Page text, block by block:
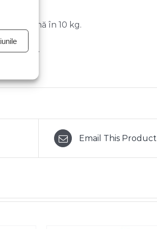
de până în 10 kg.
coletului.
Email This Product